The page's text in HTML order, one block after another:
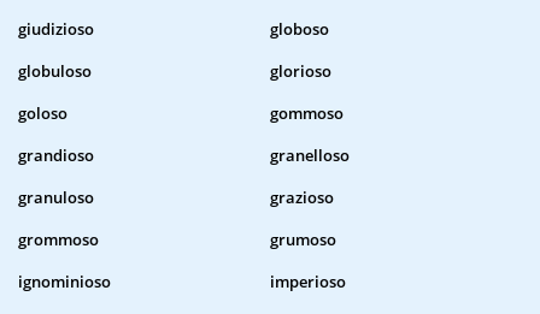
giudizioso
globoso
globuloso
glorioso
goloso
gommoso
grandioso
granelloso
granuloso
grazioso
grommoso
grumoso
ignominioso
imperioso